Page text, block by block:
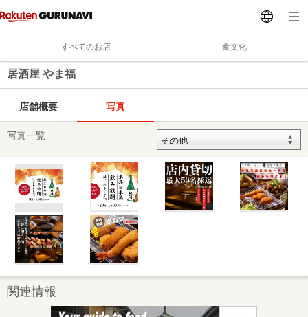
すべてのお店 食文化
居酒屋 やま福
店舗概要 写真
写真一覧
関連情報